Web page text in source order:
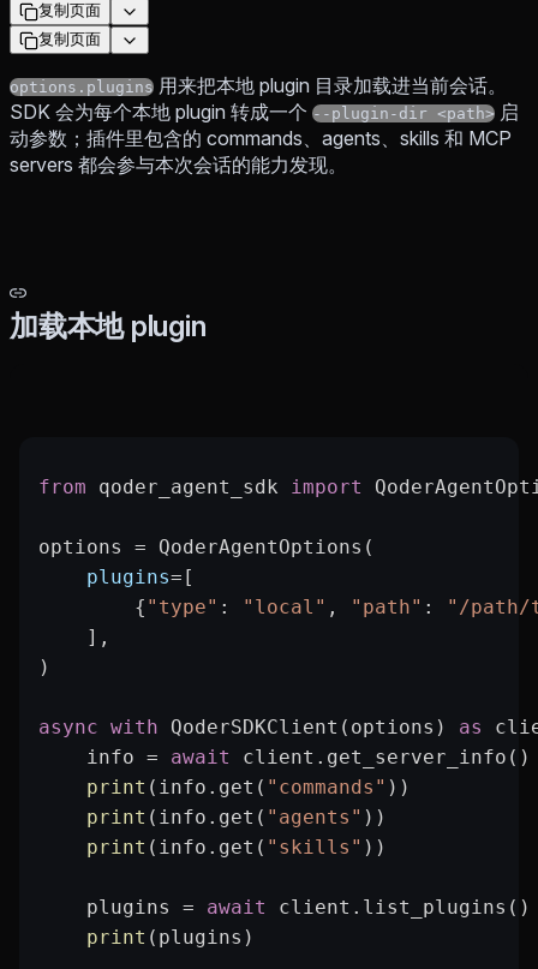
复制页面
复制页面
options.plugins 用来把本地 plugin 目录加载进当前会话。
SDK 会为每个本地 plugin 转成一个 --plugin-dir <path> 启
动参数；插件里包含的 commands、agents、skills 和 MCP
servers 都会参与本次会话的能力发现。
加载本地 plugin
from qoder_agent_sdk import
options = QoderAgentOptions(
    plugins
= [
        {
"type" : "local" , "path" :
"/path/
    ],
)
async with QoderSDKClient(options) as
    info
= await
client.get_server_info()
    print
(info.get( "commands" ))
    print
(info.get( "agents" ))
    print
(info.get( "skills" ))
    plugins
= await
client.list_plugins()
    print
(plugins)